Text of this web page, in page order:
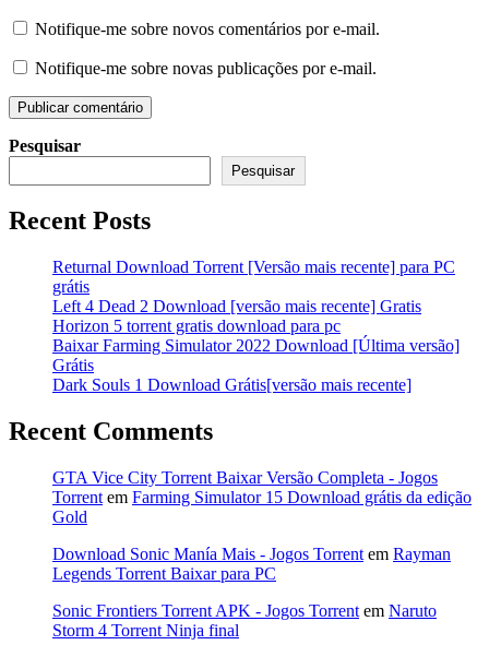
Notifique-me sobre novos comentários por e-mail.
Notifique-me sobre novas publicações por e-mail.
Pesquisar
Pesquisar
Recent Posts
Returnal Download Torrent [Versão mais recente] para PC
grátis
Left 4 Dead 2 Download [versão mais recente] Gratis
Horizon 5 torrent gratis download para pc
Baixar Farming Simulator 2022 Download [Última versão]
Grátis
Dark Souls 1 Download Grátis[versão mais recente]
Recent Comments
GTA Vice City Torrent Baixar Versão Completa - Jogos
Torrent em Farming Simulator 15 Download grátis da edição
Gold
Download Sonic Manía Mais - Jogos Torrent em Rayman
Legends Torrent Baixar para PC
Sonic Frontiers Torrent APK - Jogos Torrent em Naruto
Storm 4 Torrent Ninja final